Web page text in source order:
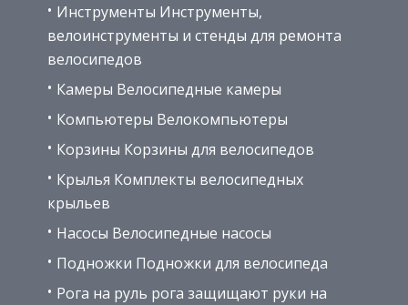
Инструменты Инструменты,
велоинструменты и стенды для ремонта
велосипедов
Камеры Велосипедные камеры
Компьютеры Велокомпьютеры
Корзины Корзины для велосипедов
Крылья Комплекты велосипедных
крыльев
Насосы Велосипедные насосы
Подножки Подножки для велосипеда
Рога на руль рога защищают руки на